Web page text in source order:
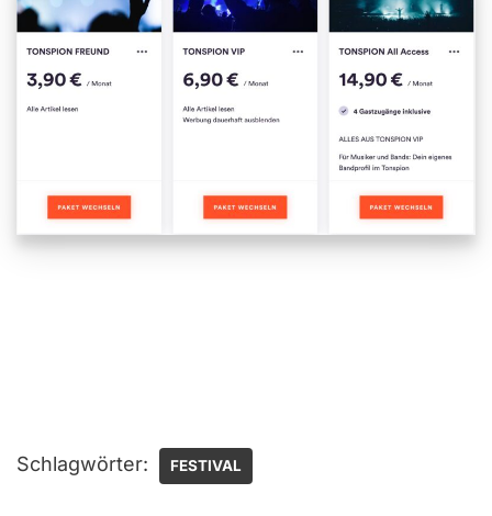
Schlagwörter: FESTIVAL